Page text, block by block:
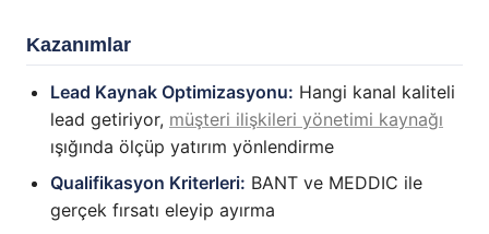
Kazanımlar
Lead Kaynak Optimizasyonu: Hangi kanal kaliteli
lead getiriyor, müşteri ilişkileri yönetimi kaynağı
ışığında ölçüp yatırım yönlendirme
Qualifikasyon Kriterleri: BANT ve MEDDIC ile
gerçek fırsatı eleyip ayırma